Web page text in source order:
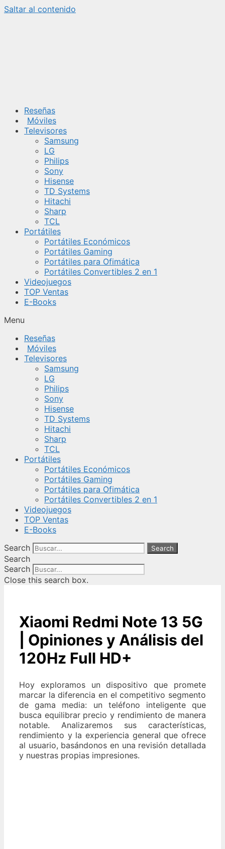
Saltar al contenido
Reseñas
Móviles
Televisores
Samsung
LG
Philips
Sony
Hisense
TD Systems
Hitachi
Sharp
TCL
Portátiles
Portátiles Económicos
Portátiles Gaming
Portátiles para Ofimática
Portátiles Convertibles 2 en 1
Videojuegos
TOP Ventas
E-Books
Menu
Reseñas
Móviles
Televisores
Samsung
LG
Philips
Sony
Hisense
TD Systems
Hitachi
Sharp
TCL
Portátiles
Portátiles Económicos
Portátiles Gaming
Portátiles para Ofimática
Portátiles Convertibles 2 en 1
Videojuegos
TOP Ventas
E-Books
Search
Search
Search
Search
Close this search box.
Xiaomi Redmi Note 13 5G
| Opiniones y Análisis del
120Hz Full HD+
Hoy exploramos un dispositivo que promete
marcar la diferencia en el competitivo segmento
de gama media: un teléfono inteligente que
busca equilibrar precio y rendimiento de manera
notable. Analizaremos sus características,
rendimiento y la experiencia general que ofrece
al usuario, basándonos en una revisión detallada
y nuestras propias impresiones.